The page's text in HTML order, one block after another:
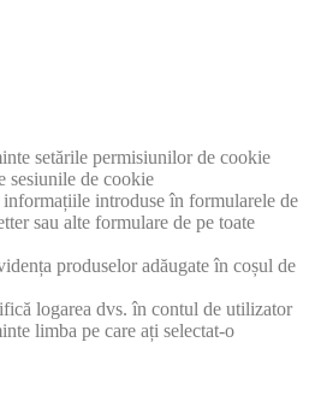
setările permisiunilor de cookie
sesiunile de cookie
introduse în formularele de
sau alte formulare de pe toate
produselor adăugate în coșul de
logarea dvs. în contul de utilizator
limba pe care ați selectat-o